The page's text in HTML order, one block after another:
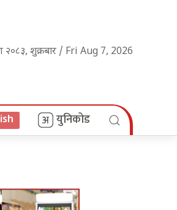
२०८३, शुक्रबार / Fri Aug 7, 2026
युनिकोड